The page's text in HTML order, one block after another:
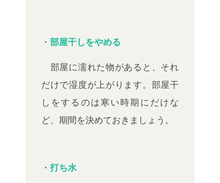
・ 部屋干しをやめる
部屋に濡れた物があると、それ
だけで湿度が上がります。部屋干
しをするのは寒い時期にだけな
ど、期間を決めておきましょう。
・打ち水